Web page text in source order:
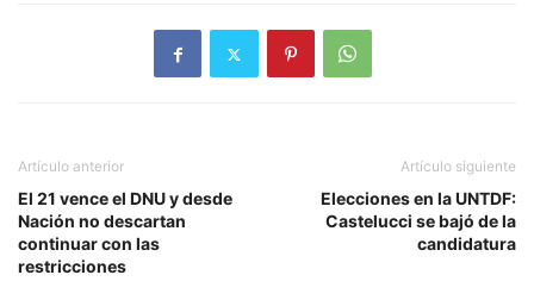
Artículo anterior
El 21 vence el DNU y desde
Nación no descartan
continuar con las
restricciones
Artículo siguiente
Elecciones en la UNTDF:
Castelucci se bajó de la
candidatura